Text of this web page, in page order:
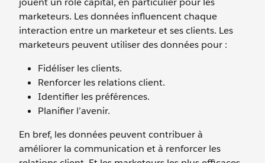
marketeurs. Les données influencent chaque
interaction entre un marketeur et ses clients. Les
marketeurs peuvent utiliser des données pour :
Fidéliser les clients.
Renforcer les relations client.
Identifier les préférences.
Planifier l’avenir.
En bref, les données peuvent contribuer à
améliorer la communication et à renforcer les